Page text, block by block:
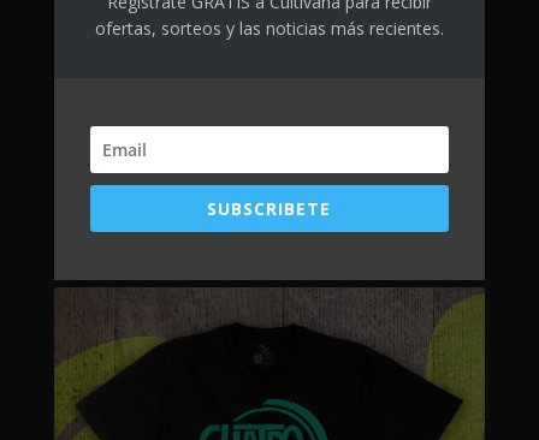
Trippy Face
ofertas, sorteos y las noticias más recientes.
SUBSCRIBETE